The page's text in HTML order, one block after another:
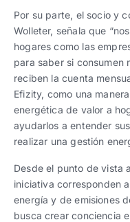
Por su parte, el socio y
Wolleter, señala que
hogares como las
para saber si consumen
reciben la cuenta
Efizity, como una
energética de valor a
ayudarlos a entender
realizar una gestión
Desde el punto de vista
iniciativa corresponden
energía y de emisiones
busca crear conciencia